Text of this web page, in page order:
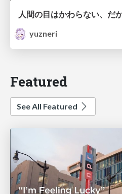
人間の目はかわらない、だ
yuzneri
Featured
See All Featured